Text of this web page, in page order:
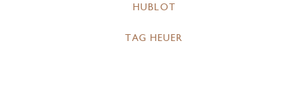
HUBLOT
TAG HEUER